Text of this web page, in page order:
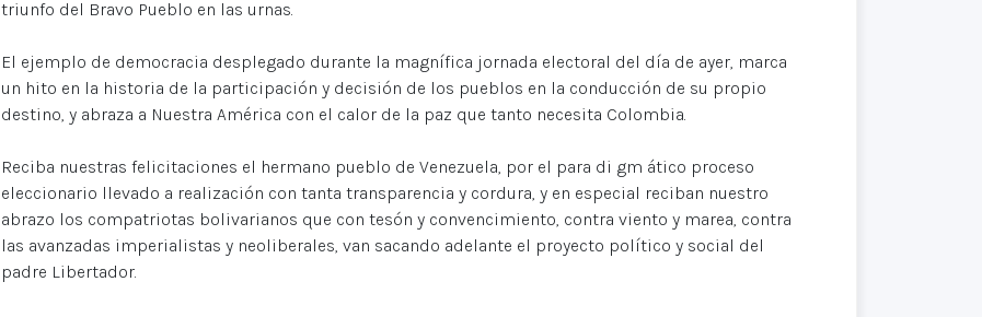
triunfo del Bravo Pueblo en las urnas.
El ejemplo de democracia desplegado durante la magnífica jornada electoral del día de ayer, marca
un hito en la historia de la participación y decisión de los pueblos en la conducción de su propio
destino, y abraza a Nuestra América con el calor de la paz que tanto necesita Colombia.
Reciba nuestras felicitaciones el hermano pueblo de Venezuela, por el para di gm ático proceso
eleccionario llevado a realización con tanta transparencia y cordura, y en especial reciban nuestro
abrazo los compatriotas bolivarianos que con tesón y convencimiento, contra viento y marea, contra
las avanzadas imperialistas y neoliberales, van sacando adelante el proyecto político y social del
padre Libertador.